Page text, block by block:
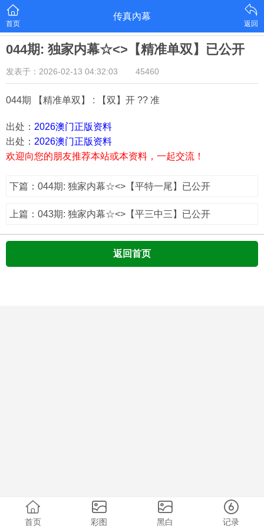
首页
传真內幕
返回
044期: 独家内幕☆<>【精准单双】已公开
发表于：2026-02-13 04:32:03 45460
044期 【精准单双】 : 【双】开 ?? 准
出处： 2026澳门正版资料
出处： 2026澳门正版资料
欢迎向您的朋友推荐本站或本资料，一起交流！
下篇：044期: 独家内幕☆<>【平特一尾】已公开
上篇：043期: 独家内幕☆<>【平三中三】已公开
返回首页
首页 彩图 黑白 记录